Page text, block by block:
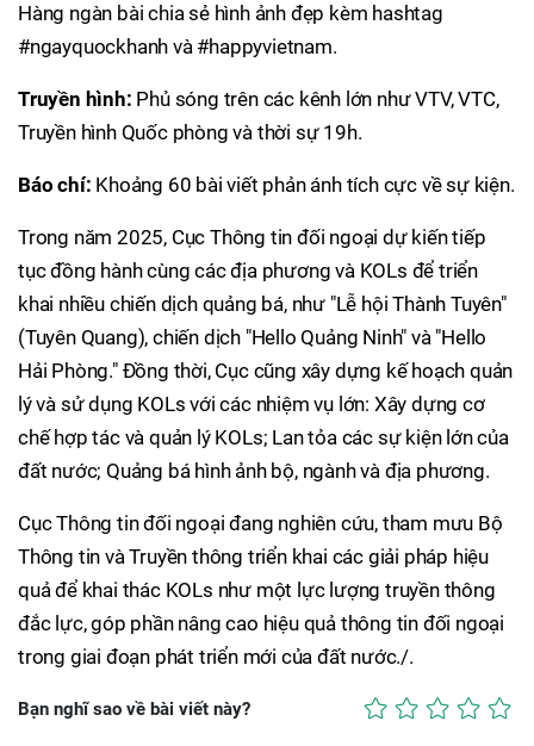
Hàng ngàn bài chia sẻ hình ảnh đẹp kèm hashtag
#ngayquockhanh và #happyvietnam.
Truyền hình: Phủ sóng trên các kênh lớn như VTV, VTC,
Truyền hình Quốc phòng và thời sự 19h.
Báo chí: Khoảng 60 bài viết phản ánh tích cực về sự kiện.
Trong năm 2025, Cục Thông tin đối ngoại dự kiến tiếp
tục đồng hành cùng các địa phương và KOLs để triển
khai nhiều chiến dịch quảng bá, như "Lễ hội Thành Tuyên"
(Tuyên Quang), chiến dịch "Hello Quảng Ninh" và "Hello
Hải Phòng." Đồng thời, Cục cũng xây dựng kế hoạch quản
lý và sử dụng KOLs với các nhiệm vụ lớn: Xây dựng cơ
chế hợp tác và quản lý KOLs; Lan tỏa các sự kiện lớn của
đất nước; Quảng bá hình ảnh bộ, ngành và địa phương.
Cục Thông tin đối ngoại đang nghiên cứu, tham mưu Bộ
Thông tin và Truyền thông triển khai các giải pháp hiệu
quả để khai thác KOLs như một lực lượng truyền thông
đắc lực, góp phần nâng cao hiệu quả thông tin đối ngoại
trong giai đoạn phát triển mới của đất nước./.
Bạn nghĩ sao về bài viết này?